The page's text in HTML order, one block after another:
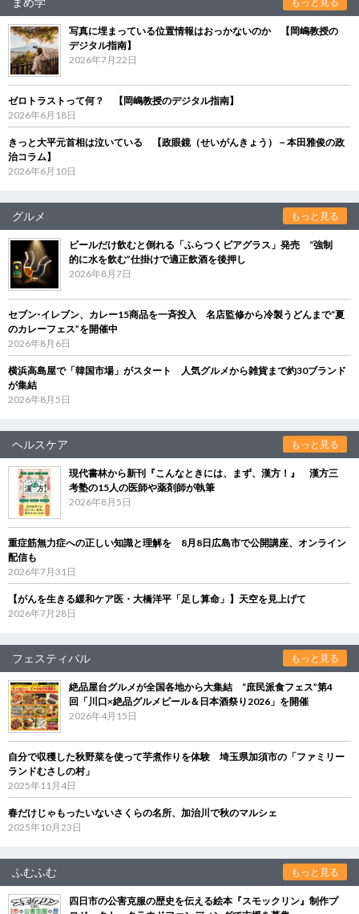
写真に埋まっている位置情報はおっかないのか 【岡嶋教授の
デジタル指南】
2026年7月22日
ゼロトラストって何？ 【岡嶋教授のデジタル指南】
2026年6月18日
きっと大平元首相は泣いている 【政眼鏡（せいがんきょう）－本田雅俊の政
治コラム】
2026年6月10日
グルメ もっと見る
ビールだけ飲むと倒れる「ふらつくビアグラス」発売 “強制
的に水を飲む”仕掛けで適正飲酒を後押し
2026年8月7日
セブン‐イレブン、カレー15商品を一斉投入 名店監修から冷製うどんまで“夏
のカレーフェス”を開催中
2026年8月6日
横浜高島屋で「韓国市場」がスタート 人気グルメから雑貨まで約30ブランド
が集結
2026年8月5日
ヘルスケア もっと見る
現代書林から新刊『こんなときには、まず、漢方！』 漢方三
考塾の15人の医師や薬剤師が執筆
2026年8月5日
重症筋無力症への正しい知識と理解を 8月8日広島市で公開講座、オンライン
配信も
2026年7月31日
【がんを生きる緩和ケア医・大橋洋平「足し算命」】天空を見上げて
2026年7月28日
フェスティバル もっと見る
絶品屋台グルメが全国各地から大集結 “庶民派食フェス”第4
回「川口×絶品グルメビール＆日本酒祭り2026」を開催
2026年4月15日
自分で収穫した秋野菜を使って芋煮作りを体験 埼玉県加須市の「ファミリー
ランドむさしの村」
2025年11月4日
春だけじゃもったいないさくらの名所、加治川で秋のマルシェ
2025年10月23日
ふむふむ もっと見る
四日市の公害克服の歴史を伝える絵本『スモックリン』制作プ